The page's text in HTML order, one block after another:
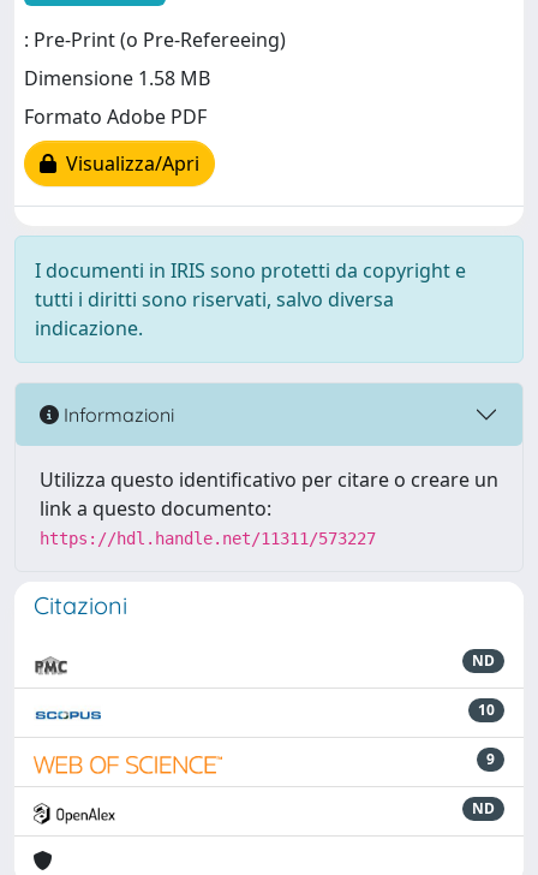
: Pre-Print (o Pre-Refereeing)
Dimensione 1.58 MB
Formato Adobe PDF
Visualizza/Apri
I documenti in IRIS sono protetti da copyright e
tutti i diritti sono riservati, salvo diversa
indicazione.
Informazioni
Utilizza questo identificativo per citare o creare un
link a questo documento:
https://hdl.handle.net/11311/573227
Citazioni
ND
10
9
ND